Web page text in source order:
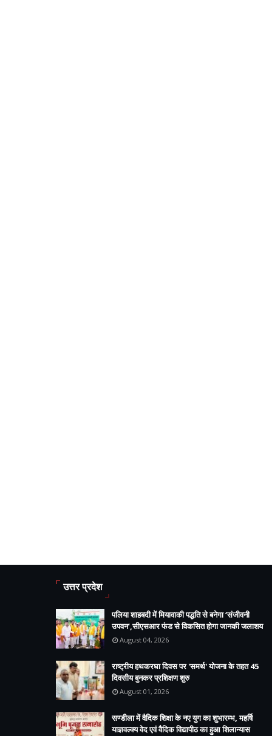
उत्तर प्रदेश
पलिया शाहबदी में मियावाकी पद्धति से बनेगा ‘संजीवनी
उपवन’,सीएसआर फंड से विकसित होगा जानकी जलाशय
August 04, 2026
राष्ट्रीय हथकरघा दिवस पर 'समर्थ' योजना के तहत 45
दिवसीय बुनकर प्रशिक्षण शुरु
August 01, 2026
सण्डीला में वैदिक शिक्षा के नए युग का शुभारम्भ, महर्षि
याज्ञवल्क्य वेद एवं वैदिक विद्यापीठ का हुआ शिलान्यास